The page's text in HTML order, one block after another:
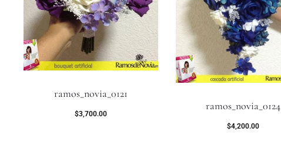
ramos_novia_0121
$3,700.00
ramos_novia_0124
$4,200.00